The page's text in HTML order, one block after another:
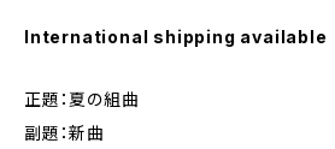
International shipping available
正題：夏の組曲
副題：新曲